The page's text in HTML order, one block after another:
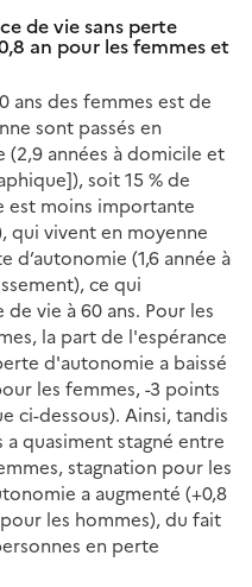
de vie sans perte
an pour les femmes et
ans des femmes est de
sont passés en
années à domicile et
soit 15 % de
est moins importante
qui vivent en moyenne
d’autonomie (1,6 année à
ce qui
de vie à 60 ans. Pour les
la part de l'espérance
d'autonomie a baissé
les femmes, -3 points
ci-dessous). Ainsi, tandis
a quasiment stagné entre
stagnation pour les
a augmenté (+0,8
les hommes), du fait
en perte